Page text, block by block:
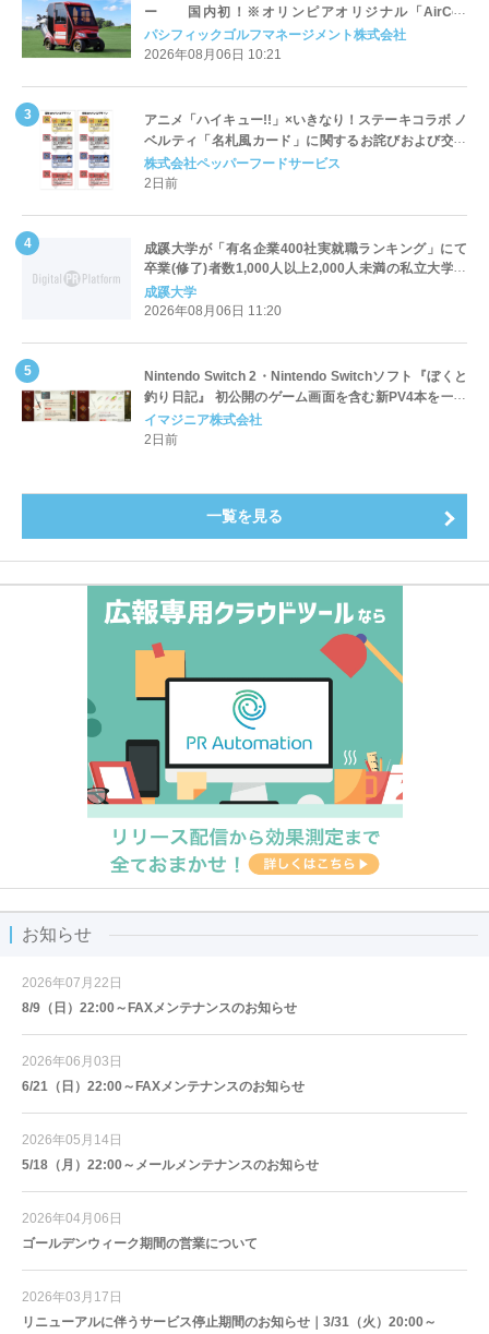
ー 国内初！※オリンピアオリジナル「AirCon
Cart（エアコンカート）」導入 | ＰＧＭ
パシフィックゴルフマネージメント株式会社
2026年08月06日 10:21
アニメ「ハイキュー!!」×いきなり！ステーキコラボ ノ
ベルティ「名札風カード」に関するお詫びおよび交換
対応についてのご案内
株式会社ペッパーフードサービス
2日前
成蹊大学が「有名企業400社実就職ランキング」にて
卒業(修了)者数1,000人以上2,000人未満の私立大学で
全国第1位を獲得！～実就職率は26.5%（前年比＋
4.3pt）に伸長、東京の私立大学でも10位にランクイン
成蹊大学
2026年08月06日 11:20
Nintendo Switch 2・Nintendo Switchソフト『ぼくと
釣り日記』 初公開のゲーム画面を含む新PV4本を一挙
公開！
イマジニア株式会社
2日前
一覧を見る
お知らせ
2026年07月22日
8/9（日）22:00～FAXメンテナンスのお知らせ
2026年06月03日
6/21（日）22:00～FAXメンテナンスのお知らせ
2026年05月14日
5/18（月）22:00～メールメンテナンスのお知らせ
2026年04月06日
ゴールデンウィーク期間の営業について
2026年03月17日
リニューアルに伴うサービス停止期間のお知らせ｜3/31（火）20:00～